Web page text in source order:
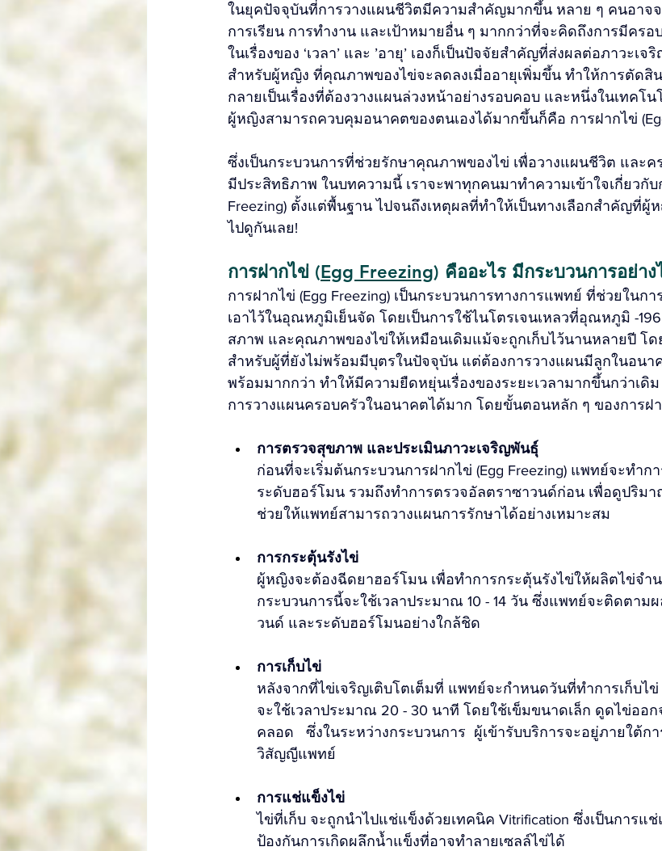
ในยุคปัจจุบันที่การวางแผนชีวิตมีความสำคัญมากขึ้น หลาย ๆ คนอาจ
การเรียน การทำงาน และเป้าหมายอื่น ๆ มากกว่าที่จะคิดถึงการมีคร
ในเรื่องของ ‘เวลา’ และ ’อายุ’ เองก็เป็นปัจจัยสำคัญที่ส่งผลต่อภาวะเ
สำหรับผู้หญิง ที่คุณภาพของไข่จะลดลงเมื่ออายุเพิ่มขึ้น ทำให้การตัดสิน
กลายเป็นเรื่องที่ต้องวางแผนล่วงหน้าอย่างรอบคอบ และหนึ่งในเทคโ
ผู้หญิงสามารถควบคุมอนาคตของตนเองได้มากขึ้นก็คือ การฝากไข่
ซึ่งเป็นกระบวนการที่ช่วยรักษาคุณภาพของไข่ เพื่อวางแผนชีวิต และค
มีประสิทธิภาพ ในบทความนี้ เราจะพาทุกคนมาทำความเข้าใจเกี่ยวกับ
Freezing) ตั้งแต่พื้นฐาน ไปจนถึงเหตุผลที่ทำให้เป็นทางเลือกสำคัญที่
ไปดูกันเลย!
การฝากไข่ (Egg Freezing) คืออะไร มีกระบวนการอย่าง
การฝากไข่ (Egg Freezing) เป็นกระบวนการทางการแพทย์ ที่ช่วยในก
เอาไว้ในอุณหภูมิเย็นจัด โดยเป็นการใช้ไนโตรเจนเหลวที่อุณหภูมิ -196
สภาพ และคุณภาพของไข่ให้เหมือนเดิมแม้จะถูกเก็บไว้นานหลายปี โด
สำหรับผู้ที่ยังไม่พร้อมมีบุตรในปัจจุบัน แต่ต้องการวางแผนมีลูกในอนา
พร้อมมากกว่า ทำให้มีความยืดหยุ่นเรื่องของระยะเวลามากขึ้นกว่าเดิ
การวางแผนครอบครัวในอนาคตได้มาก โดยขั้นตอนหลัก ๆ ของการฝา
การตรวจสุขภาพ และประเมินภาวะเจริญพันธุ์
ก่อนที่จะเริ่มต้นกระบวนการฝากไข่ (Egg Freezing) แพทย์จะทำก
ระดับฮอร์โมน รวมถึงทำการตรวจอัลตราซาวนด์ก่อน เพื่อดูปริมา
ช่วยให้แพทย์สามารถวางแผนการรักษาได้อย่างเหมาะสม
การกระตุ้นรังไข่
ผู้หญิงจะต้องฉีดยาฮอร์โมน เพื่อทำการกระตุ้นรังไข่ให้ผลิตไข่จำ
กระบวนการนี้จะใช้เวลาประมาณ 10 - 14 วัน ซึ่งแพทย์จะติดตาม
วนด์ และระดับฮอร์โมนอย่างใกล้ชิด
การเก็บไข่
หลังจากที่ไข่เจริญเติบโตเต็มที่ แพทย์จะกำหนดวันที่ทำการเก็บไข่
จะใช้เวลาประมาณ 20 - 30 นาที โดยใช้เข็มขนาดเล็ก ดูดไข่ออก
คลอด   ซึ่งในระหว่างกระบวนการ  ผู้เข้ารับบริการจะอยู่ภายใต้ก
วิสัญญีแพทย์
การแช่แข็งไข่
ไข่ที่เก็บ จะถูกนำไปแช่แข็งด้วยเทคนิค Vitrification ซึ่งเป็นการแช่
ป้องกันการเกิดผลึกน้ำแข็งที่อาจทำลายเซลล์ไข่ได้